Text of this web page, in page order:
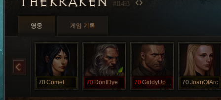
#11493
영웅 게임 기록
70Comet 70 DontDye 70 GiddyUpToo 70JoanOfArc